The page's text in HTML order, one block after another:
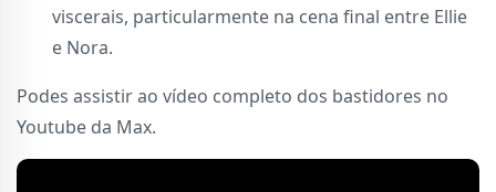
viscerais, particularmente na cena final entre Ellie
e Nora.
Podes assistir ao vídeo completo dos bastidores no
Youtube da Max.